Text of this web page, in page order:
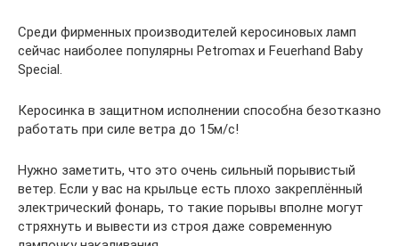
Среди фирменных производителей керосиновых ламп
сейчас наиболее популярны Petromax и Feuerhand Baby
Special.
Керосинка в защитном исполнении способна безотказно
работать при силе ветра до 15м/с!
Нужно заметить, что это очень сильный порывистый
ветер. Если у вас на крыльце есть плохо закреплённый
электрический фонарь, то такие порывы вполне могут
стряхнуть и вывести из строя даже современную